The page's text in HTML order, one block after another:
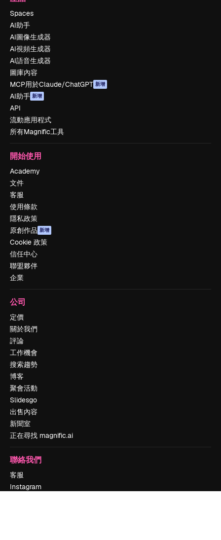
Spaces
AI助手
AI圖像生成器
AI視頻生成器
AI語音生成器
圖庫內容
MCP用於Claude/ChatGPT 新增
AI助手 新增
API
流動應用程式
所有Magnific工具
開始使用
Academy
文件
客服
使用條款
隱私政策
原創作品 新增
Cookie 政策
信任中心
聯盟夥伴
企業
公司
定價
關於我們
評論
工作機會
搜索趨勢
博客
聚會活動
Slidesgo
出售內容
新聞室
正在尋找 magnific.ai
聯絡我們
客服
Instagram